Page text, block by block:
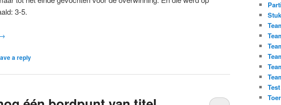
3-5.
a reply
Test